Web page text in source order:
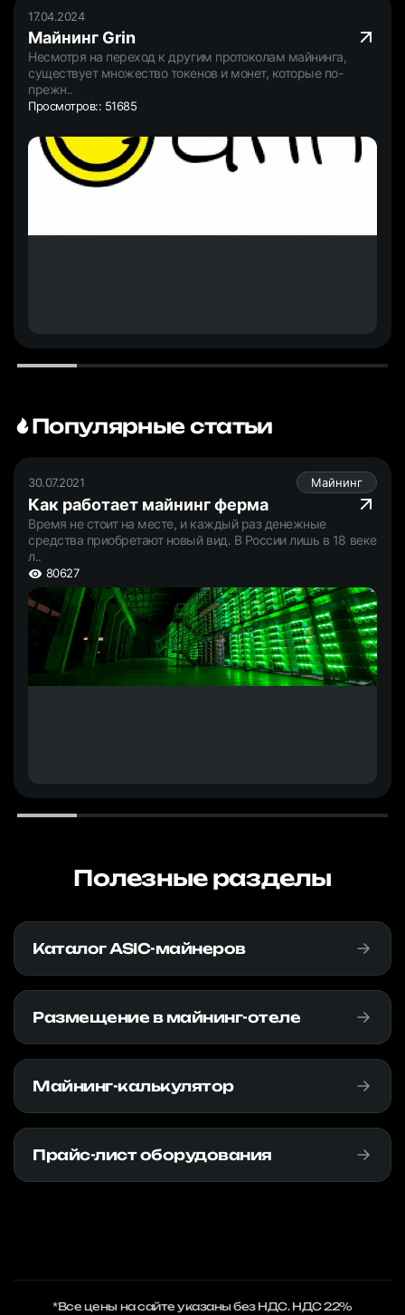
17.04.2024
Майнинг Grin
Несмотря на переход к другим протоколам майнинга,
существует множество токенов и монет, которые по-
прежн..
Просмотров:: 51685
Популярные статьи
30.07.2021 Майнинг
Как работает майнинг ферма
Время не стоит на месте, и каждый раз денежные
средства приобретают новый вид. В России лишь в 18 веке
л..
80627
Полезные разделы
Каталог ASIC-майнеров
Размещение в майнинг-отеле
Майнинг-калькулятор
Прайс-лист оборудования
*Все цены на сайте указаны без НДС. НДС 22%